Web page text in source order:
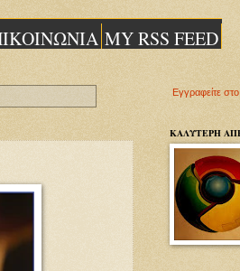
MY RSS FEED
Εγγραφείτε
ΚΑΛΥΤΕΡΗ